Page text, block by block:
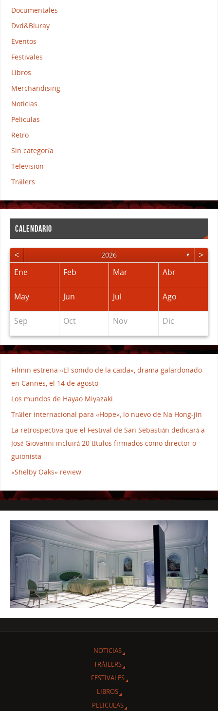
Documentales
Dvd&Bluray
Eventos
Festivales
Libros
Merchandising
Noticias
Peliculas
Retro
Sin categoría
Television
Tráilers
CALENDARIO
< 2026 ▼ >
Ene Feb Mar Abr
May Jun Jul Ago
Sep Oct Nov Dic
Filmin estrena «El sonido de la caída», drama galardonado
en Cannes, el 14 de agosto
Los mundos de Hayao Miyazaki
Tráiler internacional para «Hope», lo nuevo de Na Hong-jin
La retrospectiva que el Festival de San Sebastián dedicará a
José Giovanni incluirá 20 títulos firmados como director o
guionista
«Shelby Oaks» review
NOTICIAS
TRÁILERS
FESTIVALES
LIBROS
PELICULAS